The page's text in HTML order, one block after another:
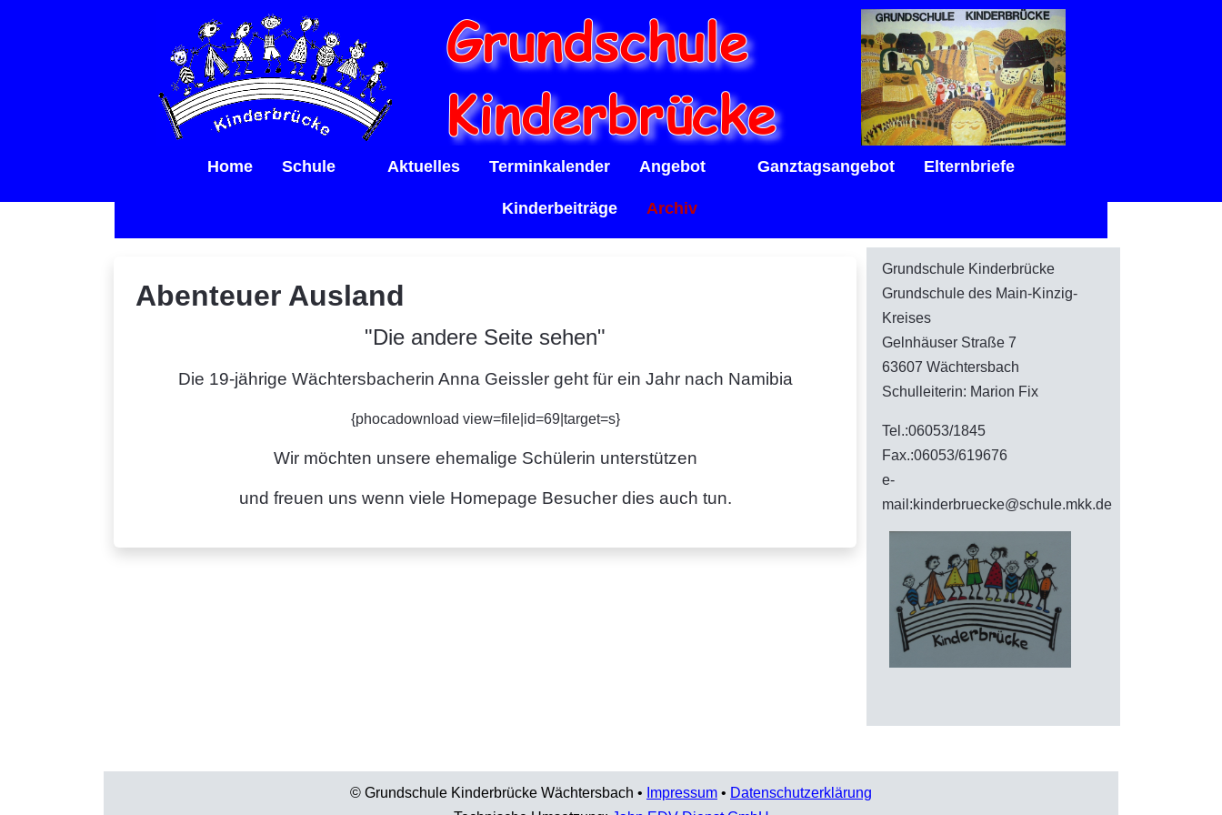
Home Schule Aktuelles Terminkalender Angebot Ganztagsangebot Elternbriefe
Kinderbeiträge Archiv
Abenteuer Ausland
"Die andere Seite sehen"
Die 19-jährige Wächtersbacherin Anna Geissler geht für ein Jahr nach Namibia
{phocadownload view=file|id=69|target=s}
Wir möchten unsere ehemalige Schülerin unterstützen
und freuen uns wenn viele Homepage Besucher dies auch tun.
Grundschule Kinderbrücke
Grundschule des Main-Kinzig-
Kreises
Gelnhäuser Straße 7
63607 Wächtersbach
Schulleiterin: Marion Fix
Tel.:06053/1845
Fax.:06053/619676
e-
mail:kinderbruecke@schule.mkk.de
© Grundschule Kinderbrücke Wächtersbach • Impressum • Datenschutzerklärung